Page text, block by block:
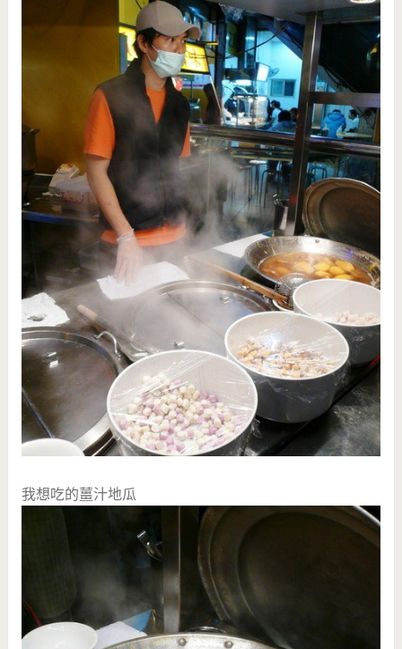
我想吃的薑汁地瓜